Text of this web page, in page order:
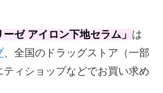
ーゼ アイロン下地セラム」 は
、全国のドラッグストア（一部
ィショップなどでお買い求め